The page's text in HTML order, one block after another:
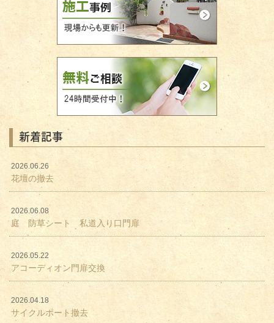
新着記事
2026.06.26
花壇の撤去
2026.06.08
庭 防草シート 私道入り口門扉
2026.05.22
アコーディオン門扉交換
2026.04.18
サイクルポート撤去